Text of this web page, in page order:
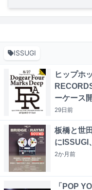
ISSUGI
ヒップホ
ーケース
29日前
板橋と世
にISSUGI
2か月前
「POP